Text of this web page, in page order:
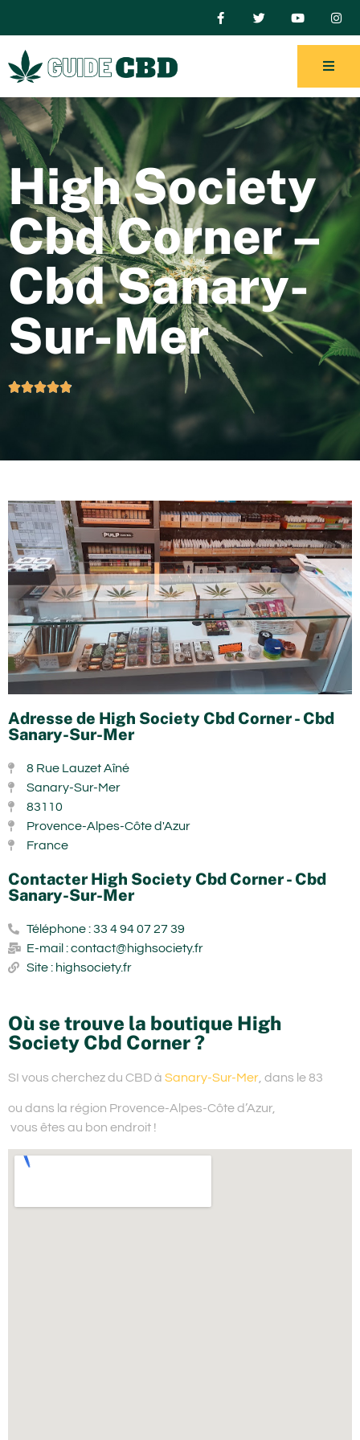
High Society
Cbd Corner –
Cbd Sanary-
Sur-Mer

Adresse de High Society Cbd Corner - Cbd
Sanary-Sur-Mer
8 Rue Lauzet Aîné
Sanary-Sur-Mer
83110
Provence-Alpes-Côte d'Azur
France
Contacter High Society Cbd Corner - Cbd
Sanary-Sur-Mer
Téléphone : 33 4 94 07 27 39
E-mail : contact@highsociety.fr
Site : highsociety.fr
Où se trouve la boutique High
Society Cbd Corner ?
SI vous cherchez du CBD à Sanary-Sur-Mer , dans le 83
ou dans la région Provence-Alpes-Côte d’Azur,
vous êtes au bon endroit !